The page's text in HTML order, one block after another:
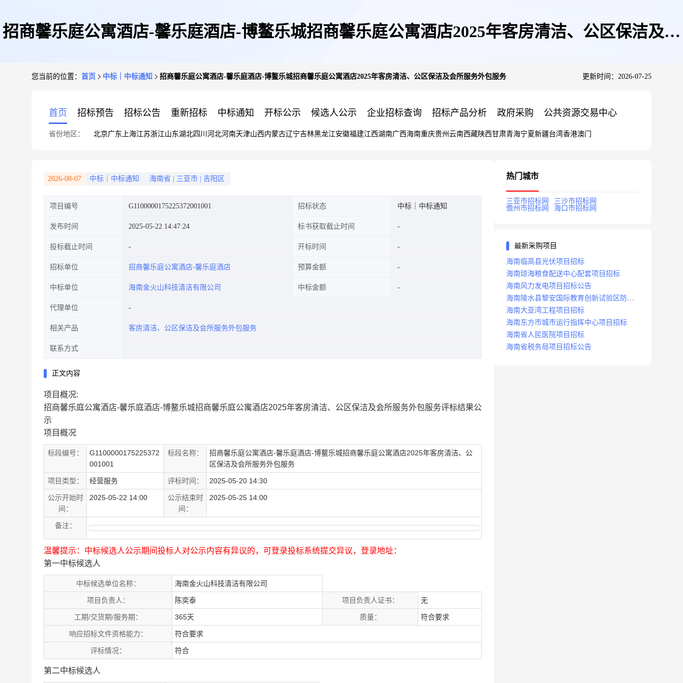
招商馨乐庭公寓酒店-馨乐庭酒店-博鳌乐城招商馨乐庭公寓酒店2025年客房清洁、公区保洁及会
您当前的位置： 首页 中标｜中标通知 招商馨乐庭公寓酒店-馨乐庭酒店-博鳌乐城招商馨乐庭公寓酒店2025年客房清洁、公区保洁及会所服务外包服务 更新时间：2026-07-25
首页 招标预告 招标公告 重新招标 中标通知 开标公示 候选人公示 企业招标查询 招标产品分析 政府采购 公共资源交易中心
省份地区： 北京广东 上海江苏浙江山东湖北四川 河北河南天津山西内蒙古辽宁吉林黑龙江安徽福建江西湖南广西海南重庆贵州 云南西藏陕西甘肃青海宁夏新疆台湾香港澳门
2026-08-07 中标｜中标通知 海南省 三亚市 吉阳区
项目编号 G1100000175225372001001 招标状态 中标｜中标通知
发布时间 2025-05-22 14:47:24 标书获取截止时间
投标截止时间 开标时间
招标单位 招商馨乐庭公寓酒店-馨乐庭酒店 预算金额
中标单位 海南金火山科技清洁有限公司 中标金额
代理单位
相关产品 客房清洁、公区保洁及会所服务外包服务
联系方式
正文内容
项目概况:
招商馨乐庭公寓酒店-馨乐庭酒店-博鳌乐城招商馨乐庭公寓酒店2025年客房清洁、公区保洁及会所服务外包服务评标结果公
示
项目概况
标段编号：
G1100000175225372
001001
标段名称：
招商馨乐庭公寓酒店-馨乐庭酒店-博鳌乐城招商馨乐庭公寓酒店2025年客房清洁、公
区保洁及会所服务外包服务
项目类型： 经营服务 评标时间： 2025-05-20 14:30
公示开始时
间：
2025-05-22 14:00
公示结束时
间：
2025-05-25 14:00
备注：
温馨提示：中标候选人公示期间投标人对公示内容有异议的，可登录投标系统提交异议，登录地址：
第一中标候选人
中标候选单位名称： 海南金火山科技清洁有限公司
项目负责人： 陈奕泰 项目负责人证书： 无
工期/交货期/服务期： 365天 质量： 符合要求
响应招标文件资格能力： 符合要求
评标情况： 符合
第二中标候选人
热门城市
三亚市招标网
三沙市招标网
儋州市招标网
海口市招标网
最新采购项目
海南临高县光伏项目招标
海南琼海粮食配送中心配套项目招标
海南风力发电项目招标公告
海南陵水县黎安国际教育创新试验区防洪
沟项目招标
海南大亚湾工程项目招标
海南东方市城市运行指挥中心项目招标
海南省人民医院项目招标
海南省税务局项目招标公告